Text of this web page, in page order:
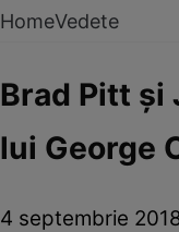
HomeVedete
Brad Pitt şi
lui George
4 septembrie